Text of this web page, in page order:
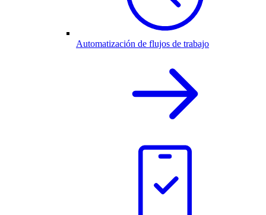
Automatización de flujos de trabajo